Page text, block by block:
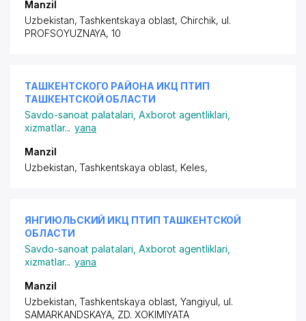
Manzil
Uzbekistan, Tashkentskaya oblast, Chirchik, ul.
PROFSOYUZNAYA, 10
ТАШКЕНТСКОГО РАЙОНА ИКЦ ПТИП
ТАШКЕНТСКОЙ ОБЛАСТИ
Savdo-sanoat palatalari Axborot agentliklari,
xizmatlar... yana
Manzil
Uzbekistan, Tashkentskaya oblast, Keles,
ЯНГИЮЛЬСКИЙ ИКЦ ПТИП ТАШКЕНТСКОЙ
ОБЛАСТИ
Savdo-sanoat palatalari Axborot agentliklari,
xizmatlar... yana
Manzil
Uzbekistan, Tashkentskaya oblast, Yangiyul, ul.
SAMARKANDSKAYA, ZD. XOKIMIYATA